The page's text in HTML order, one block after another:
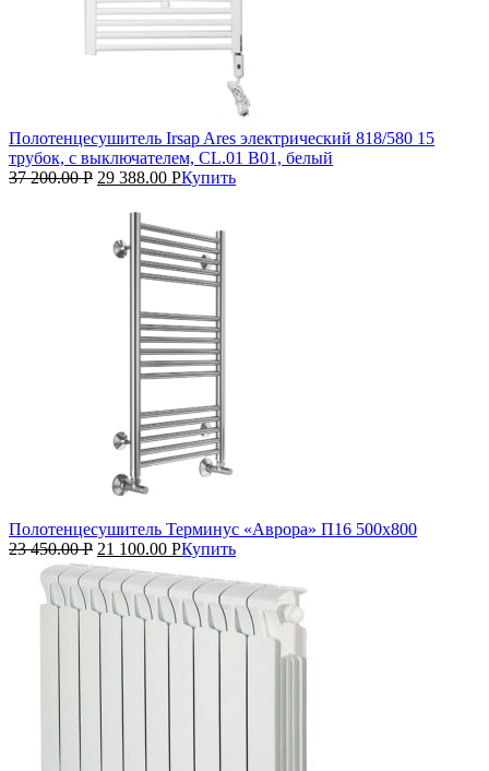
Полотенцесушитель Irsap Ares электрический 818/580 15
трубок, с выключателем, CL.01 B01, белый
37 200.00Р 29 388.00 РКупить
Полотенцесушитель Терминус «Аврора» П16 500х800
23 450.00Р 21 100.00 РКупить